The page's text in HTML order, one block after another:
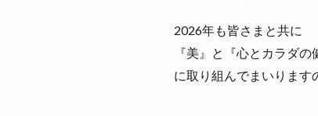
2026年も皆さまと共に
『美』と『心とカラダの
に取り組んでまいります